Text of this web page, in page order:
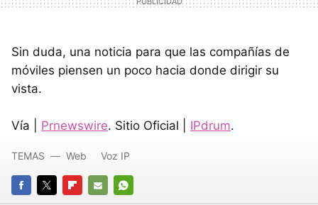
Sin duda, una noticia para que las compañías de
móviles piensen un poco hacia donde dirigir su
vista.
Vía | Prnewswire. Sitio Oficial | IPdrum.
TEMAS Web Voz IP